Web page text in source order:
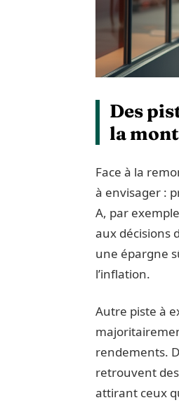
Des
la
Face à la
à envisager :
A, par
aux décisions
une épargne
l’inflation.
Autre piste à
rendements.
retrouvent
attirant ceux